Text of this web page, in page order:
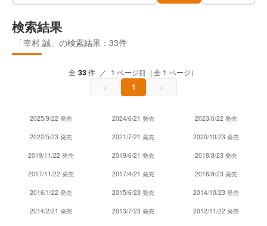
検索結果
「幸村 誠」の検索結果：33件
全 33件 ／ 1 ページ目（全 1 ページ）
‹ 1 ›
2025/9/22 発売 2024/6/21 発売 2023/6/22 発売
2022/5/23 発売 2021/7/21 発売 2020/10/23 発売
2019/11/22 発売 2019/6/21 発売 2018/8/23 発売
2017/11/22 発売 2017/4/21 発売 2016/8/23 発売
2016/1/22 発売 2015/6/23 発売 2014/10/23 発売
2014/2/21 発売 2013/7/23 発売 2012/11/22 発売